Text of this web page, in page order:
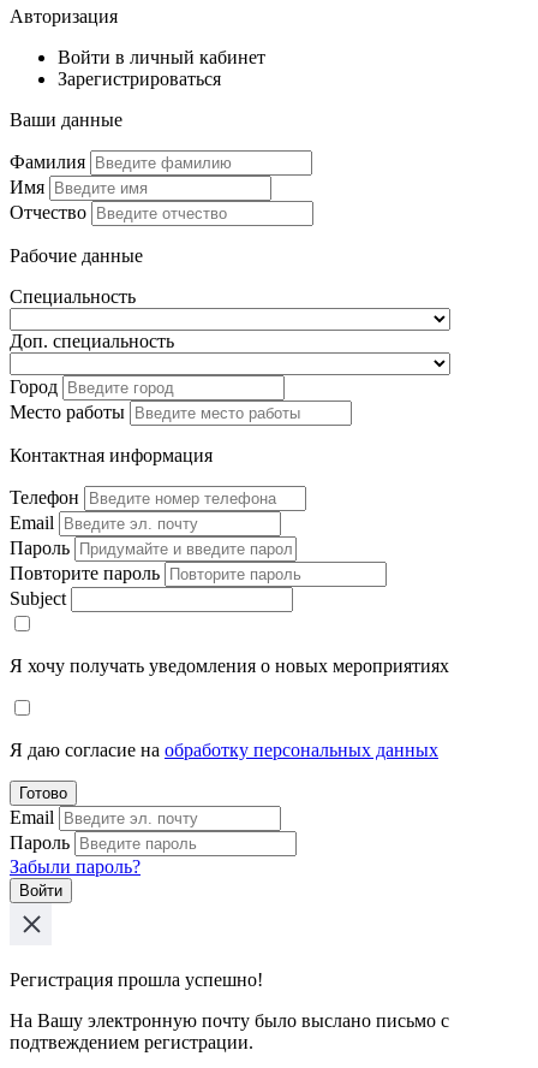
Авторизация
Войти в личный кабинет
Зарегистрироваться
Ваши данные
Фамилия
Имя
Отчество
Рабочие данные
Специальность
Доп. специальность
Город
Место работы
Контактная информация
Телефон
Email
Пароль
Повторите пароль
Subject
Я хочу получать уведомления о новых мероприятиях
Я даю согласие на обработку персональных данных
Готово
Email
Пароль
Забыли пароль?
Войти
Регистрация прошла успешно!
На Вашу электронную почту было выслано письмо с
подтвеждением регистрации.